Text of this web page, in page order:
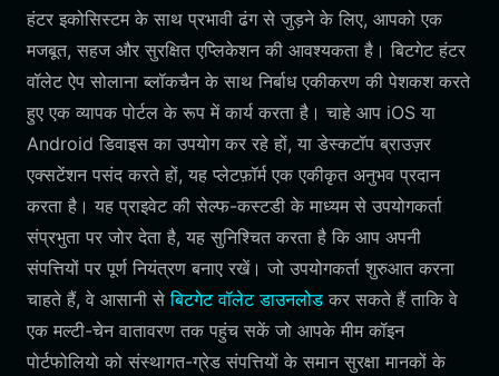
हंटर इकोसिस्टम के साथ प्रभावी ढंग से जुड़ने के लिए, आपको एक
मजबूत, सहज और सुरक्षित एप्लिकेशन की आवश्यकता है। बिटगेट हंटर
वॉलेट ऐप सोलाना ब्लॉकचैन के साथ निर्बाध एकीकरण की पेशकश करते
हुए एक व्यापक पोर्टल के रूप में कार्य करता है। चाहे आप iOS या
Android डिवाइस का उपयोग कर रहे हों, या डेस्कटॉप ब्राउज़र
एक्सटेंशन पसंद करते हों, यह प्लेटफ़ॉर्म एक एकीकृत अनुभव प्रदान
करता है। यह प्राइवेट की सेल्फ-कस्टडी के माध्यम से उपयोगकर्ता
संप्रभुता पर जोर देता है, यह सुनिश्चित करता है कि आप अपनी
संपत्तियों पर पूर्ण नियंत्रण बनाए रखें। जो उपयोगकर्ता शुरुआत करना
चाहते हैं, वे आसानी सेबिटगेट वॉलेट डाउनलोड कर सकते हैं ताकि वे
एक मल्टी-चेन वातावरण तक पहुंच सकें जो आपके मीम कॉइन
पोर्टफोलियो को संस्थागत-ग्रेड संपत्तियों के समान सुरक्षा मानकों के